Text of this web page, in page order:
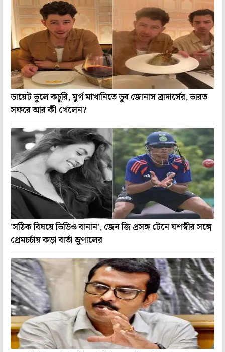
ডায়েট ভুলে কচুরি, মুর্গ মাখানিতে ডুব জোনাস ব্রাদার্সের, ভারত
সফরে আর কী খেলেন?
'সঠিক বিষয়ে ভিডিও বানান', জেন জি প্রসঙ্গ টেনে যশস্বীর সঙ্গে
প্রেমচর্চায় কড়া বার্তা ম্রুণালের